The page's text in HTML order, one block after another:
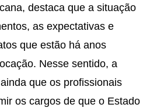
destaca que a situação
as expectativas e
que estão há anos
Nesse sentido, a
que os profissionais
os cargos de que o Estado